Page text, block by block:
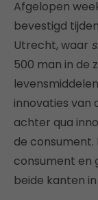
Afgelopen
bevestigd
Utrecht, waar
500 man in de
innovaties van
achter qua
de consument.
consument en
beide kanten